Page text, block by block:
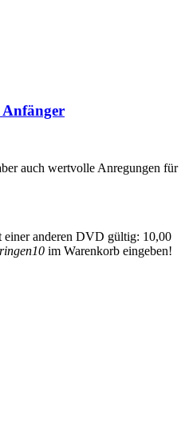
auch wertvolle Anregungen für
einer anderen DVD gültig: 10,00
im Warenkorb eingeben!